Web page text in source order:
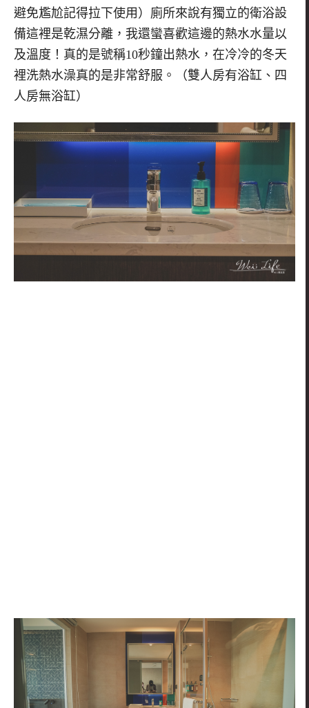
避免尷尬記得拉下使用）廁所來說有獨立的衛浴設
備這裡是乾濕分離，我還蠻喜歡這邊的熱水水量以
及溫度！真的是號稱10秒鐘出熱水，在冷冷的冬天
裡洗熱水澡真的是非常舒服。（雙人房有浴缸、四
人房無浴缸）